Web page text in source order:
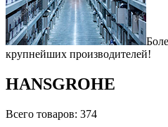
крупнейших производителей!
HANSGROHE
Всего товаров: 374